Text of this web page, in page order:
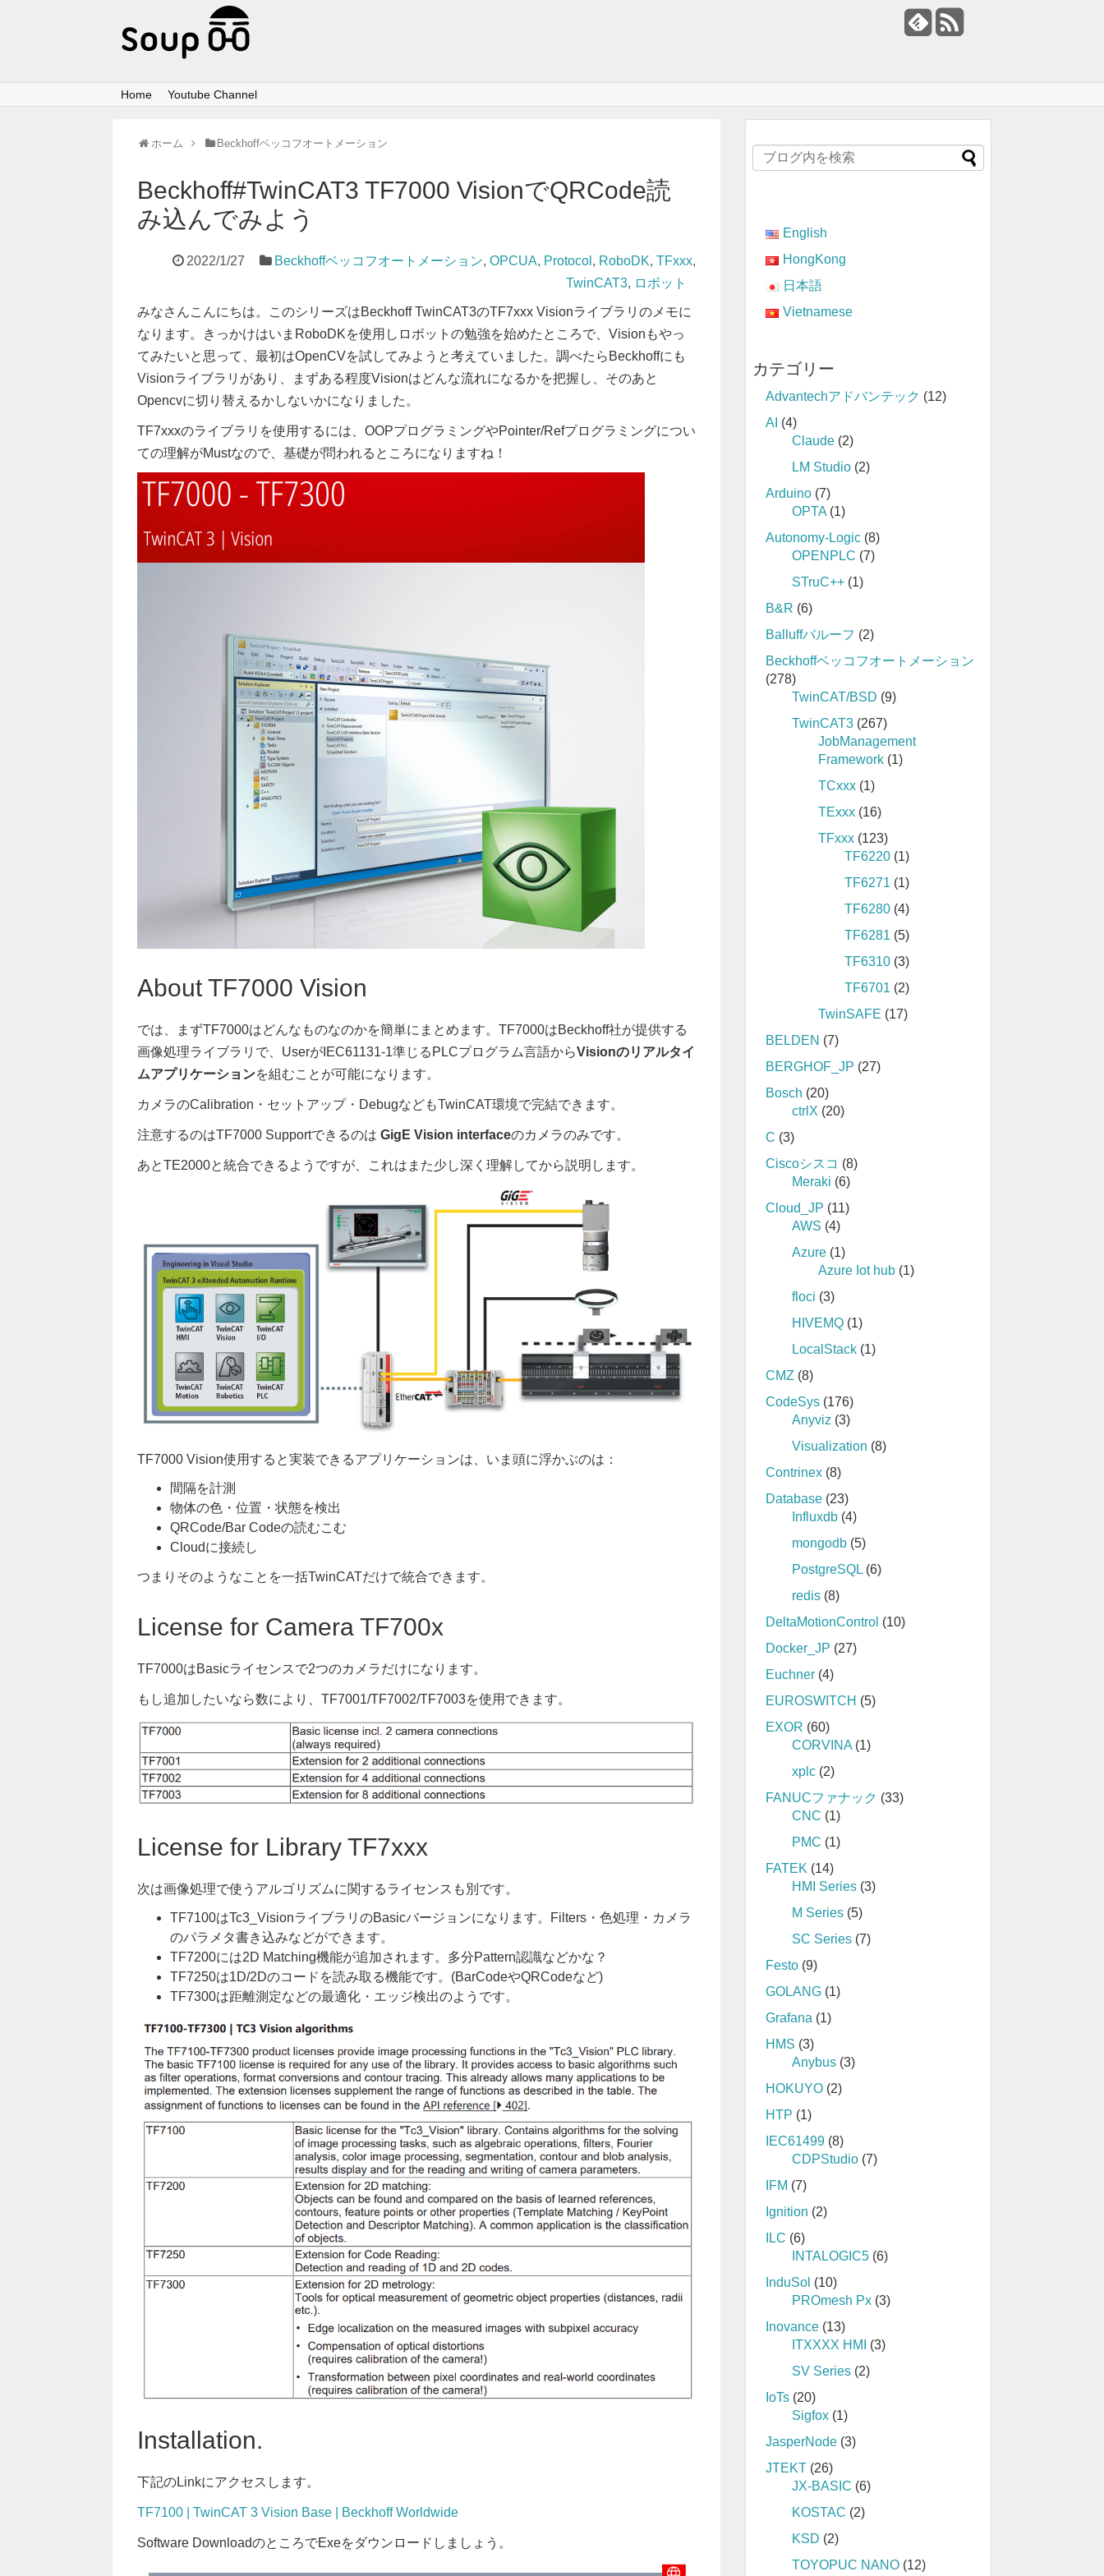
Home Youtube Channel
ホーム Beckhoffベッコフオートメーション
Beckhoff#TwinCAT3 TF7000 VisionでQRCode読
み込んでみよう
2022/1/27 Beckhoffベッコフオートメーション, OPCUA, Protocol , RoboDK, TFxxx,
TwinCAT3, ロボット
みなさんこんにちは。このシリーズはBeckhoff TwinCAT3のTF7xxx Visionライブラリのメモに
なります。きっかけはいまRoboDKを使用しロボットの勉強を始めたところで、Visionもやっ
てみたいと思って、最初はOpenCVを試してみようと考えていました。調べたらBeckhoffにも
Visionライブラリがあり、まずある程度Visionはどんな流れになるかを把握し、そのあと
Opencvに切り替えるかしないかになりました。
TF7xxxのライブラリを使用するには、OOPプログラミングやPointer/Refプログラミングについ
ての理解がMustなので、基礎が問われるところになりますね！
About TF7000 Vision
では、まずTF7000はどんなものなのかを簡単にまとめます。TF7000はBeckhoff社が提供する
画像処理ライブラリで、UserがIEC61131-1準じるPLCプログラム言語からVisionのリアルタイ
ムアプリケーションを組むことが可能になります。
カメラのCalibration・セットアップ・DebugなどもTwinCAT環境で完結できます。
注意するのはTF7000 Supportできるのは GigE Vision interfaceのカメラのみです。
あとTE2000と統合できるようですが、これはまた少し深く理解してから説明します。
TF7000 Vision使用すると実装できるアプリケーションは、いま頭に浮かぶのは：
間隔を計測
物体の色・位置・状態を検出
QRCode/Bar Codeの読むこむ
Cloudに接続し
つまりそのようなことを一括TwinCATだけで統合できます。
License for Camera TF700x
TF7000はBasicライセンスで2つのカメラだけになります。
もし追加したいなら数により、TF7001/TF7002/TF7003を使用できます。
License for Library TF7xxx
次は画像処理で使うアルゴリズムに関するライセンスも別です。
TF7100はTc3_VisionライブラリのBasicバージョンになります。Filters・色処理・カメラ
のパラメタ書き込みなどができます。
TF7200には2D Matching機能が追加されます。多分Pattern認識などかな？
TF7250は1D/2Dのコードを読み取る機能です。(BarCodeやQRCodeなど)
TF7300は距離測定などの最適化・エッジ検出のようです。
Installation.
下記のLinkにアクセスします。
TF7100 | TwinCAT 3 Vision Base | Beckhoff Worldwide
Software DownloadのところでExeをダウンロードしましょう。
English
HongKong
日本語
Vietnamese
カテゴリー
Advantechアドバンテック (12)
AI (4)
Claude (2)
LM Studio (2)
Arduino (7)
OPTA (1)
Autonomy-Logic (8)
OPENPLC (7)
STruC++ (1)
B&R (6)
Balluffバルーフ (2)
Beckhoffベッコフオートメーション
(278)
TwinCAT/BSD (9)
TwinCAT3 (267)
JobManagement
Framework (1)
TCxxx (1)
TExxx (16)
TFxxx (123)
TF6220 (1)
TF6271 (1)
TF6280 (4)
TF6281 (5)
TF6310 (3)
TF6701 (2)
TwinSAFE (17)
BELDEN (7)
BERGHOF_JP (27)
Bosch (20)
ctrlX (20)
C (3)
Ciscoシスコ (8)
Meraki (6)
Cloud_JP (11)
AWS (4)
Azure (1)
Azure Iot hub (1)
floci (3)
HIVEMQ (1)
LocalStack (1)
CMZ (8)
CodeSys (176)
Anyviz (3)
Visualization (8)
Contrinex (8)
Database (23)
Influxdb (4)
mongodb (5)
PostgreSQL (6)
redis (8)
DeltaMotionControl (10)
Docker_JP (27)
Euchner (4)
EUROSWITCH (5)
EXOR (60)
CORVINA (1)
xplc (2)
FANUCファナック (33)
CNC (1)
PMC (1)
FATEK (14)
HMI Series (3)
M Series (5)
SC Series (7)
Festo (9)
GOLANG (1)
Grafana (1)
HMS (3)
Anybus (3)
HOKUYO (2)
HTP (1)
IEC61499 (8)
CDPStudio (7)
IFM (7)
Ignition (2)
ILC (6)
INTALOGIC5 (6)
InduSol (10)
PROmesh Px (3)
Inovance (13)
ITXXXX HMI
(3)
SV Series (2)
IoTs (20)
Sigfox (1)
JasperNode (3)
JTEKT (26)
JX-BASIC (6)
KOSTAC (2)
KSD (2)
TOYOPUC NANO (12)